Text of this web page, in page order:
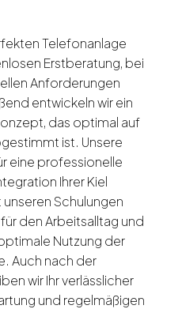
Telefonanlage
Erstberatung, bei
Anforderungen
entwickeln wir ein
das optimal auf
ist. Unsere
eine professionelle
Ihrer Kiel
Schulungen
den Arbeitsalltag und
Nutzung der
Auch nach der
wir Ihr verlässlicher
und regelmäßigen